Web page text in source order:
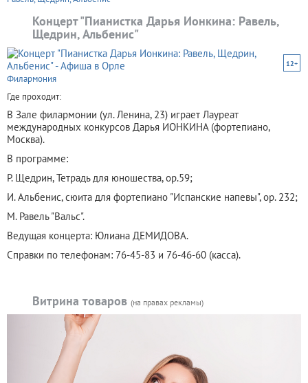
Концерт "Пианистка Дарья Ионкина: Равель,
Щедрин, Альбенис"
12+
Филармония
Где проходит:
В Зале филармонии (ул. Ленина, 23) играет Лауреат
международных конкурсов Дарья ИОНКИНА (фортепиано,
Москва).
В программе:
Р. Щедрин, Тетрадь для юношества, ор.59;
И. Альбенис, сюита для фортепиано "Испанские напевы", ор. 232;
М. Равель "Вальс".
Ведущая концерта: Юлиана ДЕМИДОВА.
Справки по телефонам: 76-45-83 и 76-46-60 (касса).
Витрина товаров (на правах рекламы)